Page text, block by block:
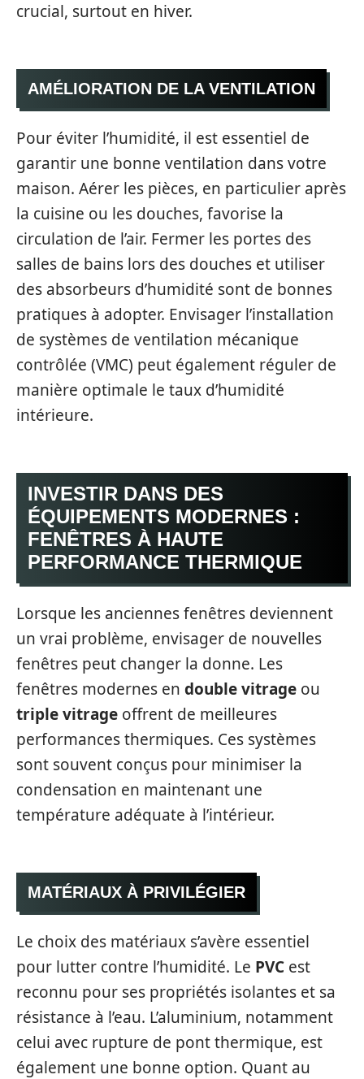
crucial, surtout en hiver.
AMÉLIORATION DE LA VENTILATION
Pour éviter l’humidité, il est essentiel de
garantir une bonne ventilation dans votre
maison. Aérer les pièces, en particulier après
la cuisine ou les douches, favorise la
circulation de l’air. Fermer les portes des
salles de bains lors des douches et utiliser
des absorbeurs d’humidité sont de bonnes
pratiques à adopter. Envisager l’installation
de systèmes de ventilation mécanique
contrôlée (VMC) peut également réguler de
manière optimale le taux d’humidité
intérieure.
INVESTIR DANS DES
ÉQUIPEMENTS MODERNES :
FENÊTRES À HAUTE
PERFORMANCE THERMIQUE
Lorsque les anciennes fenêtres deviennent
un vrai problème, envisager de nouvelles
fenêtres peut changer la donne. Les
fenêtres modernes en double vitrage ou
triple vitrage offrent de meilleures
performances thermiques. Ces systèmes
sont souvent conçus pour minimiser la
condensation en maintenant une
température adéquate à l’intérieur.
MATÉRIAUX À PRIVILÉGIER
Le choix des matériaux s’avère essentiel
pour lutter contre l’humidité. Le PVC est
reconnu pour ses propriétés isolantes et sa
résistance à l’eau. L’aluminium, notamment
celui avec rupture de pont thermique, est
également une bonne option. Quant au